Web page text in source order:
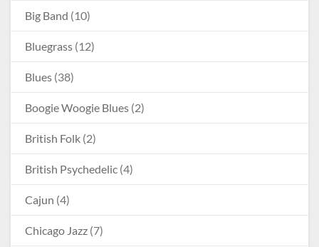
Big Band (10)
Bluegrass (12)
Blues (38)
Boogie Woogie Blues (2)
British Folk (2)
British Psychedelic (4)
Cajun (4)
Chicago Jazz (7)